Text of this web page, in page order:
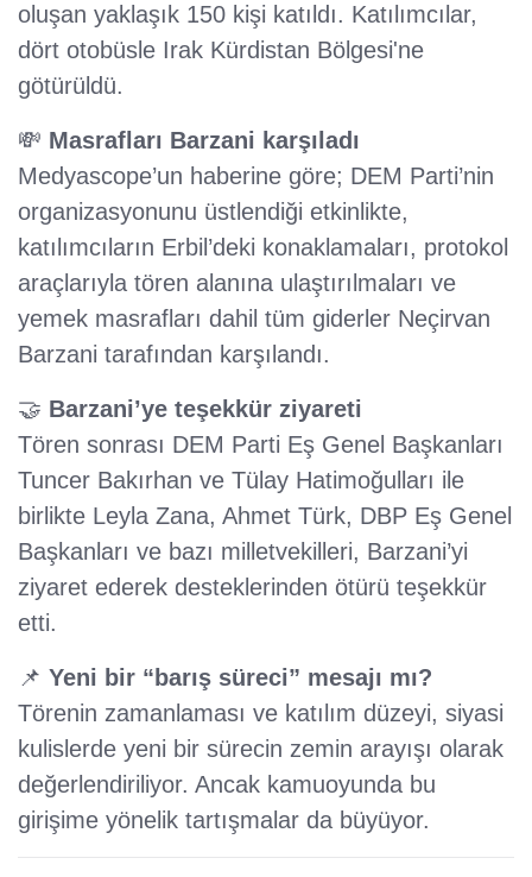
oluşan yaklaşık 150 kişi katıldı. Katılımcılar,
dört otobüsle Irak Kürdistan Bölgesi'ne
götürüldü.
💸 Masrafları Barzani karşıladı
Medyascope’un haberine göre; DEM Parti’nin
organizasyonunu üstlendiği etkinlikte,
katılımcıların Erbil’deki konaklamaları, protokol
araçlarıyla tören alanına ulaştırılmaları ve
yemek masrafları dahil tüm giderler Neçirvan
Barzani tarafından karşılandı.
🤝 Barzani’ye teşekkür ziyareti
Tören sonrası DEM Parti Eş Genel Başkanları
Tuncer Bakırhan ve Tülay Hatimoğulları ile
birlikte Leyla Zana, Ahmet Türk, DBP Eş Genel
Başkanları ve bazı milletvekilleri, Barzani’yi
ziyaret ederek desteklerinden ötürü teşekkür
etti.
📌 Yeni bir “barış süreci” mesajı mı?
Törenin zamanlaması ve katılım düzeyi, siyasi
kulislerde yeni bir sürecin zemin arayışı olarak
değerlendiriliyor. Ancak kamuoyunda bu
girişime yönelik tartışmalar da büyüyor.